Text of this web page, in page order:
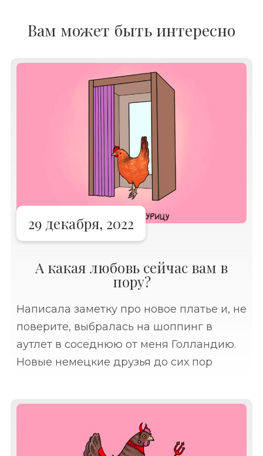
Вам может быть интересно
29 декабря, 2022
А какая любовь сейчас вам в
пору?
Написала заметку про новое платье и, не
поверите, выбралась на шоппинг в
аутлет в соседнюю от меня Голландию.
Новые немецкие друзья до сих пор